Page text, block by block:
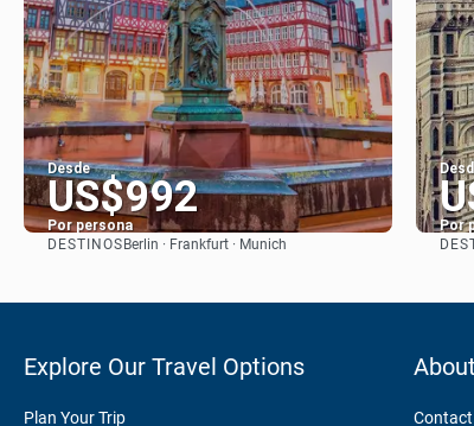
Desde
US$992
Por persona
DESTINOS Berlin · Frankfurt · Munich
Por
Explore Our Travel Options
Plan Your Trip
Contact